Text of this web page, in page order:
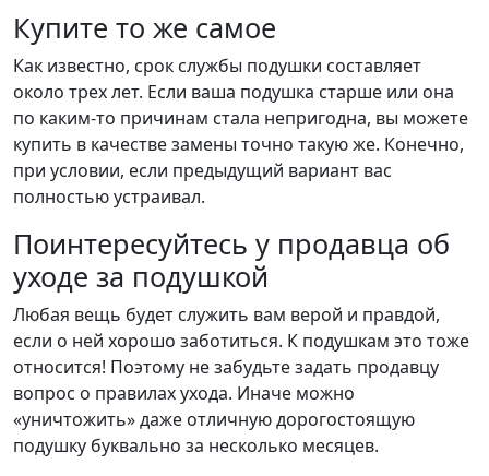
Купите то же самое
Как известно, срок службы подушки составляет
около трех лет. Если ваша подушка старше или она
по каким-то причинам стала непригодна, вы можете
купить в качестве замены точно такую же. Конечно,
при условии, если предыдущий вариант вас
полностью устраивал.
Поинтересуйтесь у продавца об
уходе за подушкой
Любая вещь будет служить вам верой и правдой,
если о ней хорошо заботиться. К подушкам это тоже
относится! Поэтому не забудьте задать продавцу
вопрос о правилах ухода. Иначе можно
«уничтожить» даже отличную дорогостоящую
подушку буквально за несколько месяцев.